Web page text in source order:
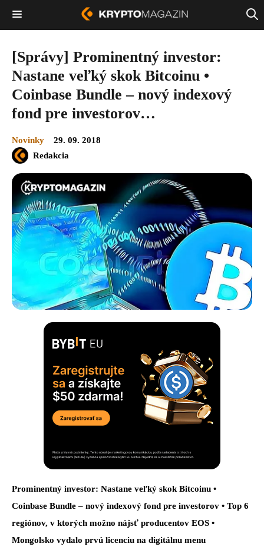
[Správy] Prominentný investor:
Nastane veľký skok Bitcoinu •
Coinbase Bundle – nový indexový
fond pre investorov…
Novinky
29. 09. 2018
Redakcia
Prominentný investor: Nastane veľký skok Bitcoinu •
Coinbase Bundle – nový indexový fond pre investorov • Top 6
regiónov, v ktorých možno nájsť producentov EOS •
Mongolsko vydalo prvú licenciu na digitálnu menu